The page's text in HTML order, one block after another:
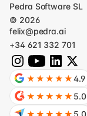
Pedra Software SL
© 2026
felix@pedra.ai
+34 621 332 701
★★★★★4.9
★★★★★ 5.0
★★★★★ 5.0